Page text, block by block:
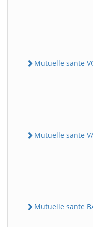
Mutuelle sante
Mutuelle sante
Mutuelle sante